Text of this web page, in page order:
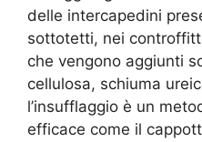
delle intercapedini
sottotetti, nei
che vengono aggiunti
cellulosa, schiuma
l’insufflaggio è un
efficace come il